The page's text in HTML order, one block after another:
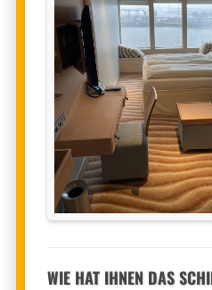
WIE HAT IHNEN DAS